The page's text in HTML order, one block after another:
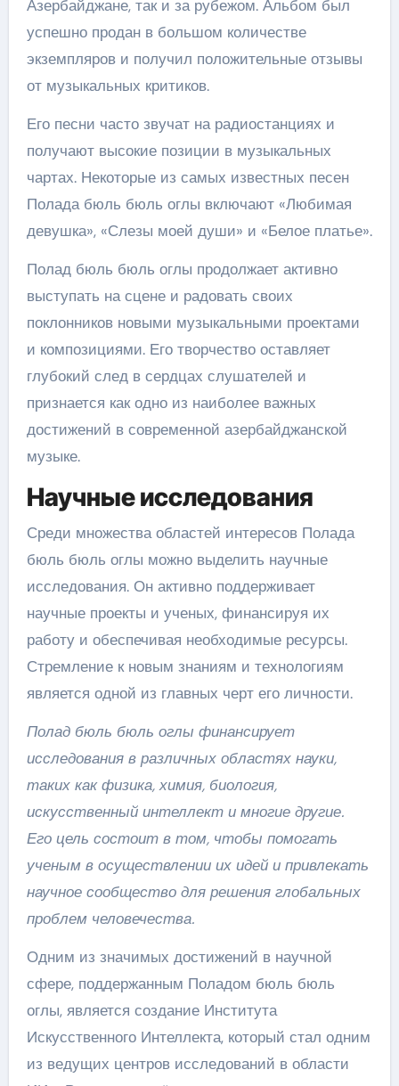
Азербайджане, так и за рубежом. Альбом был
успешно продан в большом количестве
экземпляров и получил положительные отзывы
от музыкальных критиков.
Его песни часто звучат на радиостанциях и
получают высокие позиции в музыкальных
чартах. Некоторые из самых известных песен
Полада бюль бюль оглы включают «Любимая
девушка», «Слезы моей души» и «Белое платье».
Полад бюль бюль оглы продолжает активно
выступать на сцене и радовать своих
поклонников новыми музыкальными проектами
и композициями. Его творчество оставляет
глубокий след в сердцах слушателей и
признается как одно из наиболее важных
достижений в современной азербайджанской
музыке.
Научные исследования
Среди множества областей интересов Полада
бюль бюль оглы можно выделить научные
исследования. Он активно поддерживает
научные проекты и ученых, финансируя их
работу и обеспечивая необходимые ресурсы.
Стремление к новым знаниям и технологиям
является одной из главных черт его личности.
Полад бюль бюль оглы финансирует
исследования в различных областях науки,
таких как физика, химия, биология,
искусственный интеллект и многие другие.
Его цель состоит в том, чтобы помогать
ученым в осуществлении их идей и привлекать
научное сообщество для решения глобальных
проблем человечества.
Одним из значимых достижений в научной
сфере, поддержанным Поладом бюль бюль
оглы, является создание Института
Искусственного Интеллекта, который стал одним
из ведущих центров исследований в области